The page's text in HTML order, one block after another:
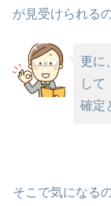
が見受けられる
更に
して
確定
そこで気になる